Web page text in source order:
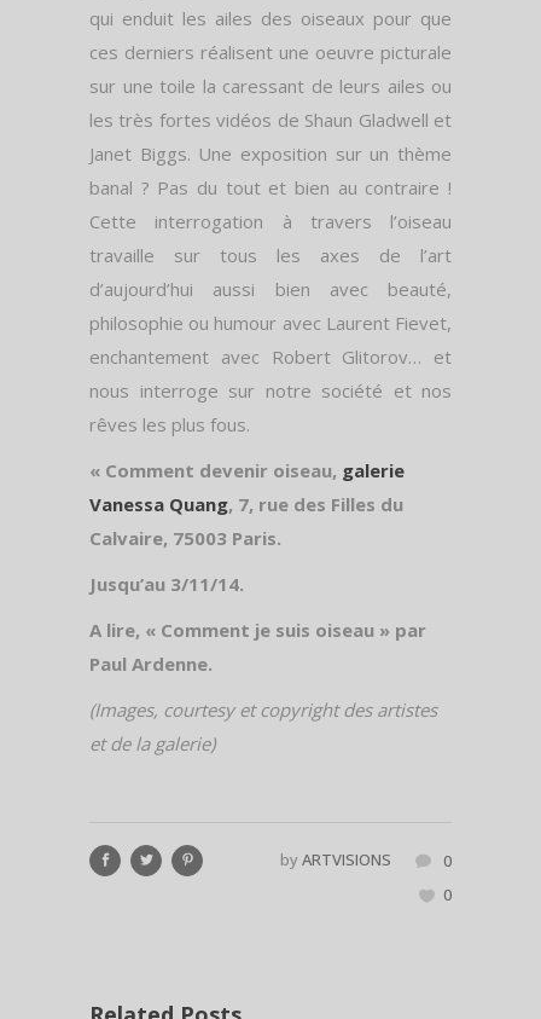
qui enduit les ailes des oiseaux pour que
ces derniers réalisent une oeuvre picturale
sur une toile la caressant de leurs ailes ou
les très fortes vidéos de Shaun Gladwell et
Janet Biggs. Une exposition sur un thème
banal ? Pas du tout et bien au contraire !
Cette interrogation à travers l’oiseau
travaille sur tous les axes de l’art
d’aujourd’hui aussi bien avec beauté,
philosophie ou humour avec Laurent Fievet,
enchantement avec Robert Glitorov… et
nous interroge sur notre société et nos
rêves les plus fous.
« Comment devenir oiseau, galerie
Vanessa Quang, 7, rue des Filles du
Calvaire, 75003 Paris.
Jusqu’au 3/11/14.
A lire, « Comment je suis oiseau » par
Paul Ardenne.
(Images, courtesy et copyright des artistes
et de la galerie)
byARTVISIONS
0
0